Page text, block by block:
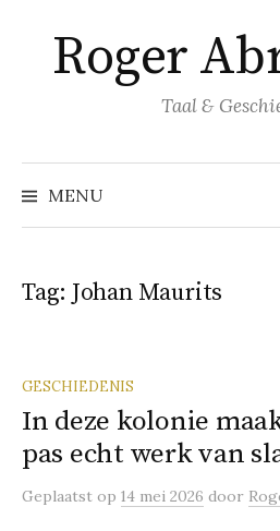
inhoud
springen
Roger
Taal &
MENU
Tag: Johan Maurits
GESCHIEDENIS
In deze kolonie
pas echt werk van
Geplaatst op 14 mei 2026 door